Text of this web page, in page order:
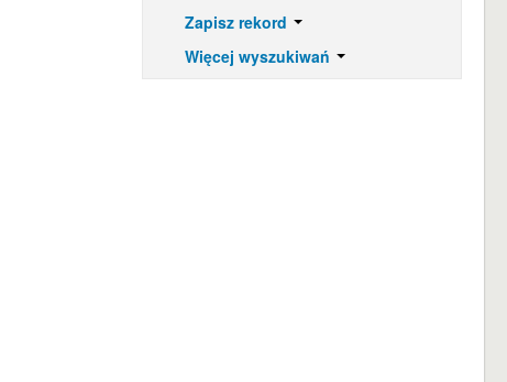
Zapisz rekord
Więcej wyszukiwań